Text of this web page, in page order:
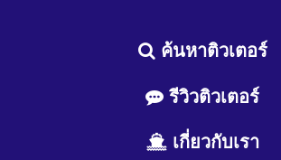
ค้นหาติวเตอร์
รีวิวติวเตอร์
เกี่ยวกับเรา